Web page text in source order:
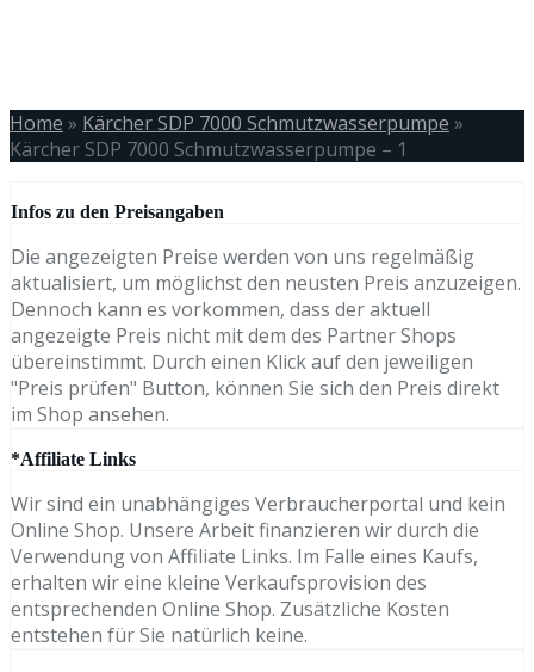
Home » Kärcher SDP 7000 Schmutzwasserpumpe »
Kärcher SDP 7000 Schmutzwasserpumpe – 1
Infos zu den Preisangaben
Die angezeigten Preise werden von uns regelmäßig
aktualisiert, um möglichst den neusten Preis anzuzeigen.
Dennoch kann es vorkommen, dass der aktuell
angezeigte Preis nicht mit dem des Partner Shops
übereinstimmt. Durch einen Klick auf den jeweiligen
"Preis prüfen" Button, können Sie sich den Preis direkt
im Shop ansehen.
*Affiliate Links
Wir sind ein unabhängiges Verbraucherportal und kein
Online Shop. Unsere Arbeit finanzieren wir durch die
Verwendung von Affiliate Links. Im Falle eines Kaufs,
erhalten wir eine kleine Verkaufsprovision des
entsprechenden Online Shop. Zusätzliche Kosten
entstehen für Sie natürlich keine.